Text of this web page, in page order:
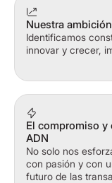
Nuestra
Identificamos
innovar y crecer,
El compromiso y
ADN
No solo nos
con pasión y con
futuro de las